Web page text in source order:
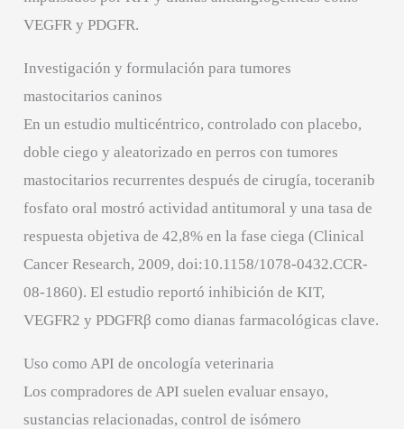
VEGFR y PDGFR.
Investigación y formulación para tumores
mastocitarios caninos
En un estudio multicéntrico, controlado con placebo,
doble ciego y aleatorizado en perros con tumores
mastocitarios recurrentes después de cirugía, toceranib
fosfato oral mostró actividad antitumoral y una tasa de
respuesta objetiva de 42,8% en la fase ciega (Clinical
Cancer Research, 2009, doi:10.1158/1078-0432.CCR-
08-1860). El estudio reportó inhibición de KIT,
VEGFR2 y PDGFRβ como dianas farmacológicas clave.
Uso como API de oncología veterinaria
Los compradores de API suelen evaluar ensayo,
sustancias relacionadas, control de isómero